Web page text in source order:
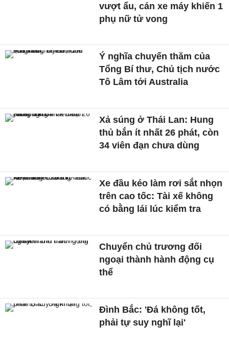
vượt ẩu, cán xe máy khiến 1
phụ nữ tử vong
Ý nghĩa chuyến thăm của
Tổng Bí thư, Chủ tịch nước
Tô Lâm tới Australia
Xả súng ở Thái Lan: Hung
thủ bắn ít nhất 26 phát, còn
34 viên đạn chưa dùng
Xe đầu kéo làm rơi sắt nhọn
trên cao tốc: Tài xế không
có bằng lái lúc kiểm tra
Chuyển chủ trương đối
ngoại thành hành động cụ
thể
Đình Bắc: 'Đá không tốt,
phải tự suy nghĩ lại'